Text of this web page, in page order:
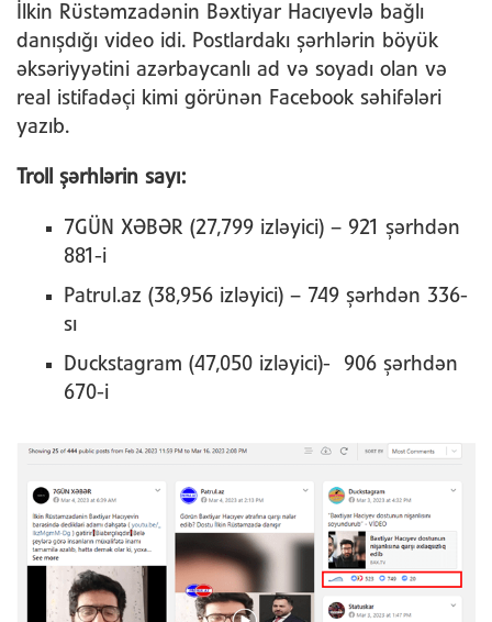
İlkin Rüstəmzadənin Bəxtiyar Hacıyevlə bağlı
danışdığı video idi. Postlardakı şərhlərin böyük
əksəriyyətini azərbaycanlı ad və soyadı olan və
real istifadəçi kimi görünən Facebook səhifələri
yazıb.
Troll şərhlərin sayı:
7GÜN XƏBƏR (27,799 izləyici) – 921 şərhdən
881-i
Patrul.az (38,956 izləyici) – 749 şərhdən 336-
sı
Duckstagram (47,050 izləyici)- 906 şərhdən
670-i